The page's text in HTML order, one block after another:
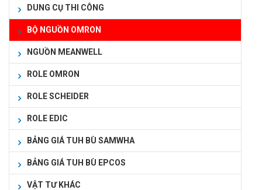
DUNG CỤ THI CÔNG
BỘ NGUỒN OMRON
NGUỒN MEANWELL
ROLE OMRON
ROLE SCHEIDER
ROLE EDIC
BẢNG GIÁ TUH BÙ SAMWHA
BẢNG GIÁ TUH BÙ EPCOS
VẬT TƯ KHÁC